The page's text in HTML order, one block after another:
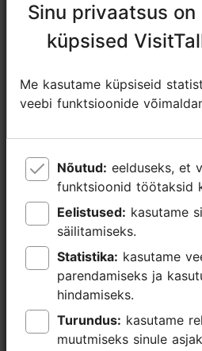
Lähedalasuvad
Sinu privaatsus
küpsised
Me kasutame küpsiseid
veebi funktsioonide
Nõutud:
funktsioonid töötaksid
Eelistused:
säilitamiseks.
Statistika:
parendamiseks ja
hindamiseks.
Turundus:
muutmiseks sinule
Sinu privaatsus
küpsised
Me kasutame küpsiseid
veebi funktsioonide
Nõutud:
funktsioonid töötaksid
Eelistused:
säilitamiseks.
Statistika:
parendamiseks ja
hindamiseks.
Turundus:
muutmiseks sinule